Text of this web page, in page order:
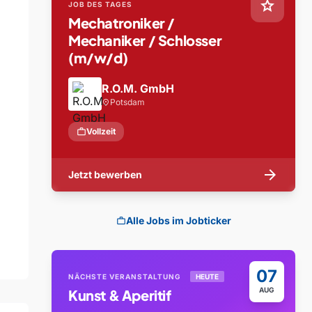
star
JOB DES TAGES
Mechatroniker /
Mechaniker / Schlosser
(m/w/d)
R.O.M. GmbH
location_on Potsdam
workVollzeit
Jetzt bewerben arrow_forward
workAlle Jobs im Jobticker
07
AUG
NÄCHSTE VERANSTALTUNG HEUTE
Kunst & Aperitif